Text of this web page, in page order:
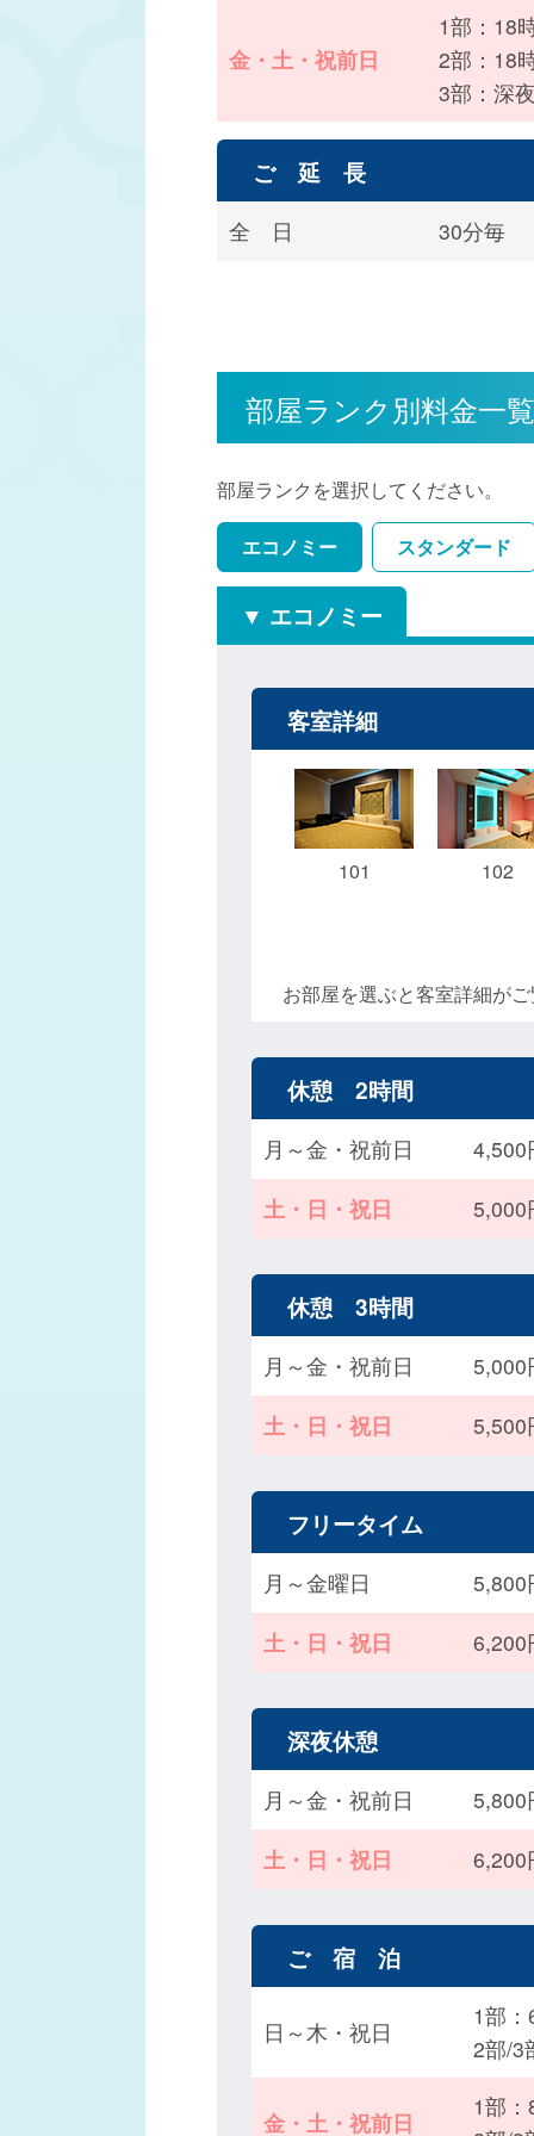
金・土・祝前日
1部：18
2部：18
3部：深
ご 延 長
全 日 30分毎
部屋ランク別料金一
部屋ランクを選択してください。
エコノミー スタンダード
エコノミー
客室詳細
101 102
お部屋を選ぶと客室詳細が
休憩 2時間
月～金・祝前日
4,500
土・日・祝日
5,000
休憩 3時間
月～金・祝前日
5,000
土・日・祝日
5,500
フリータイム
月～金曜日
5,800
土・日・祝日
6,200
深夜休憩
月～金・祝前日
5,800
土・日・祝日
6,200
ご 宿 泊
日～木・祝日
1部
2部/3
金・土・祝前日
1部